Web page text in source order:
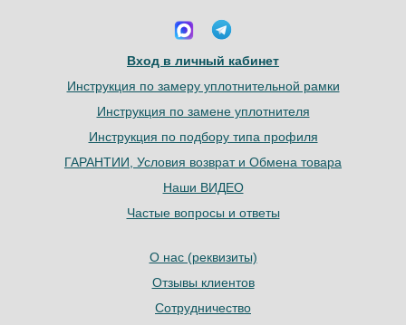
Вход в личный кабинет
Инструкция по замеру уплотнительной рамки
Инструкция по замене уплотнителя
Инструкция по подбору типа профиля
ГАРАНТИИ, Условия возврат и Обмена товара
Наши ВИДЕО
Частые вопросы и ответы
О нас (реквизиты)
Отзывы клиентов
Сотрудничество